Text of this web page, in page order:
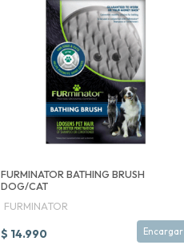
FURMINATOR BATHING BRUSH
DOG/CAT
FURMINATOR
$ 14.990 Encargar